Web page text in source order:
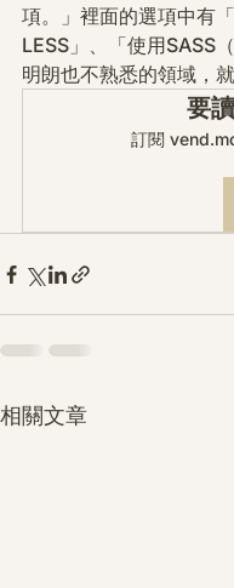
項。」裡面的選項中有
LESS」、「使用SASS
明朗也不熟悉的領域，
要
訂閱
相關文章